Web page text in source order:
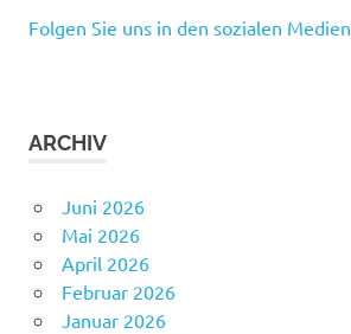
Folgen Sie uns in den sozialen Medien
ARCHIV
Juni 2026
Mai 2026
April 2026
Februar 2026
Januar 2026